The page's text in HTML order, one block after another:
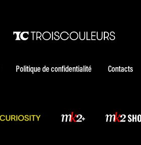
Politique de confidentialité Contacts